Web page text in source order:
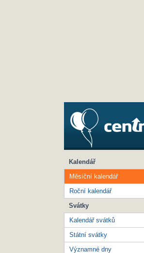
Kalendář
Měsíční kalendář
Roční kalendář
Svátky
Kalendář svátků
Státní svátky
Významné dny